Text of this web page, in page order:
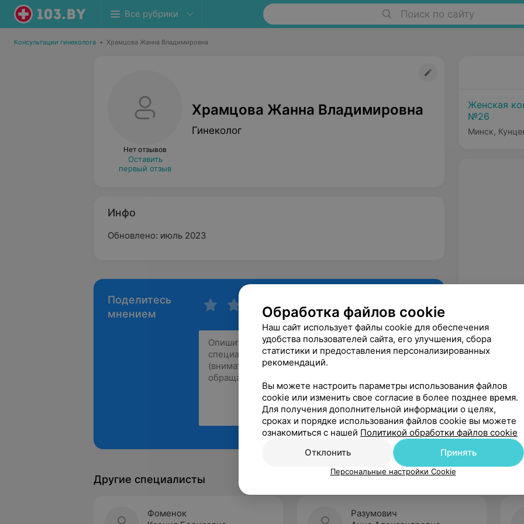
Все рубрики Поиск по сайту
Консультации гинеколога • Храмцова Жанна Владимировна
Нет отзывов
Оставить
первый отзыв
Храмцова Жанна Владимировна
Гинеколог
Инфо
Обновлено: июль 2023
Поделитесь
мнением
Рекомендую
Женская
№26
Минск,
Другие специалисты
Фоменок
Разумович
Обработка файлов cookie
Наш сайт использует файлы cookie для обеспечения
удобства пользователей сайта, его улучшения, сбора
статистики и предоставления персонализированных
рекомендаций.
Вы можете настроить параметры использования файлов
cookie или изменить свое согласие в более позднее время.
Для получения дополнительной информации о целях,
сроках и порядке использования файлов cookie вы можете
ознакомиться с нашей Политикой обработки файлов cookie
Отклонить
Принять
Персональные настройки Cookie